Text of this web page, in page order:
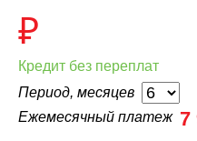
₽
Кредит без переплат
Период, месяцев
Ежемесячный платеж 7